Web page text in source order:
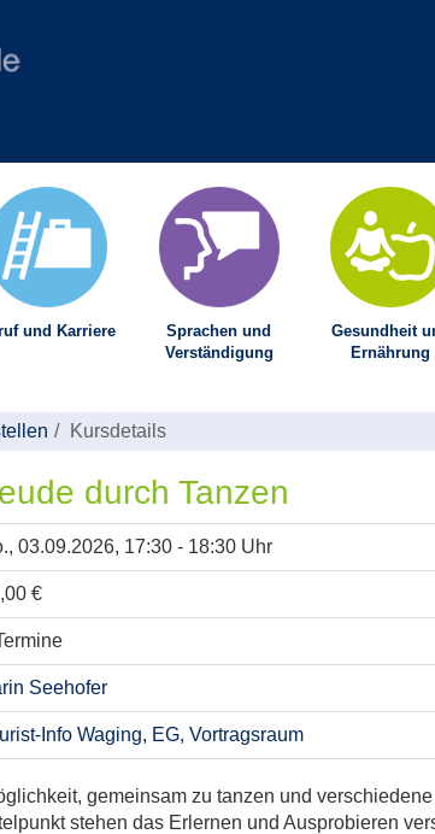
und Karriere
Sprachen und
Verständigung
Gesundheit
Ernährung
Kursdetails
durch Tanzen
, 03.09.2026, 17:30 - 18:30 Uhr
€
Seehofer
Info Waging, EG, Vortragsraum
gemeinsam zu tanzen und
stehen das Erlernen und Ausprobieren